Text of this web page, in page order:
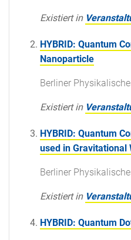
Existiert in
HYBRID: Quantum
Nanoparticle
Berliner
Existiert in
HYBRID: Quantum
used in Gravitational
Berliner
Existiert in
HYBRID: Quantum